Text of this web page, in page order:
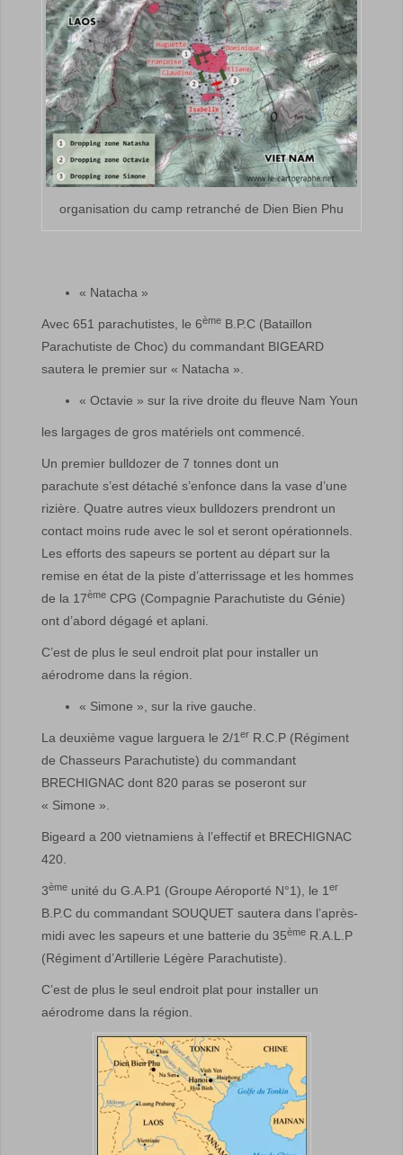
organisation du camp retranché de Dien Bien Phu
« Natacha »
Avec 651 parachutistes, le 6ème B.P.C (Bataillon
Parachutiste de Choc) du commandant BIGEARD
sautera le premier sur « Natacha ».
« Octavie » sur la rive droite du fleuve Nam Youn
les largages de gros matériels ont commencé.
Un premier bulldozer de 7 tonnes dont un
parachute s’est détaché s’enfonce dans la vase d’une
rizière. Quatre autres vieux bulldozers prendront un
contact moins rude avec le sol et seront opérationnels.
Les efforts des sapeurs se portent au départ sur la
remise en état de la piste d’atterrissage et les hommes
de la 17ème CPG (Compagnie Parachutiste du Génie)
ont d’abord dégagé et aplani.
C’est de plus le seul endroit plat pour installer un
aérodrome dans la région.
« Simone », sur la rive gauche.
La deuxième vague larguera le 2/1 er R.C.P (Régiment
de Chasseurs Parachutiste) du commandant
BRECHIGNAC dont 820 paras se poseront sur
« Simone ».
Bigeard a 200 vietnamiens à l’effectif et BRECHIGNAC
420.
3ème unité du G.A.P1 (Groupe Aéroporté N°1), le 1 er
B.P.C du commandant SOUQUET sautera dans l’après-
midi avec les sapeurs et une batterie du 35ème R.A.L.P
(Régiment d’Artillerie Légère Parachutiste).
C’est de plus le seul endroit plat pour installer un
aérodrome dans la région.